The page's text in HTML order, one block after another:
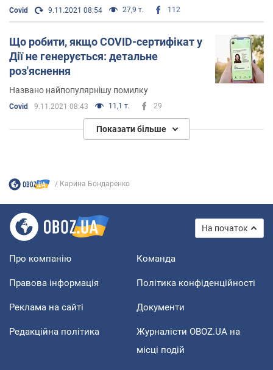
Covid 9.11.2021 08:54 27,9 т. 112
Що робити, якщо COVID-сертифікат у
Дії не генерується: детальне
роз'яснення
Названо найпопулярнішу помилку
Covid 9.11.2021 08:43 11,1 т. 29
Показати більше
Карина Бондаренко
На початок
Про компанію Команда
Правова інформація Політика конфіденційності
Реклама на сайті Документи
Редакційна політика
Журналісти OBOZ.UA на
місці подій